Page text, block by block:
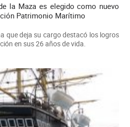
la Maza es elegido como nuevo
Patrimonio Marítimo
que deja su cargo destacó los logros
en sus 26 años de vida.